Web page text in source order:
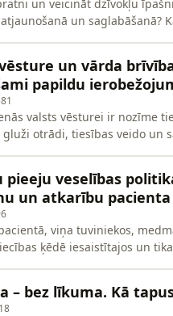
un veicināt dzīvokļu
un saglabāšanā?
un vārda
papildu
valsts vēsturei ir nozīme
otrādi, tiesības veido un
st
pieeju veselības
un atkarību
viņa tuviniekos,
ķēdē iesaistītajos un
– bez līkuma. Kā